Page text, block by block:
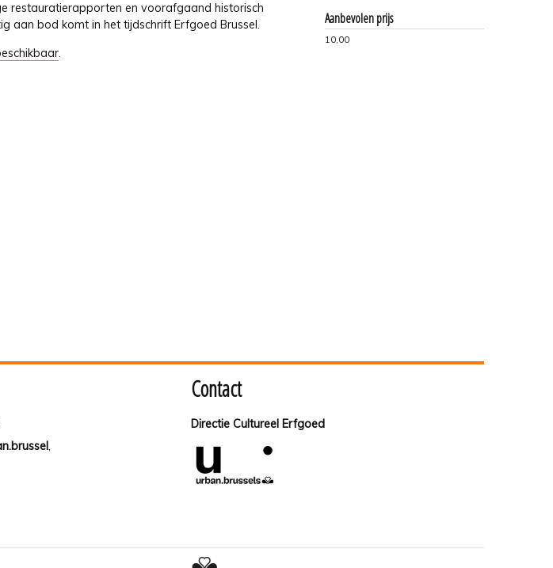
restauratierapporten en voorafgaand historisch
aan bod komt in het tijdschrift Erfgoed Brussel.
.
Aanbevolen prijs
10,00
,
Contact
Directie Cultureel Erfgoed